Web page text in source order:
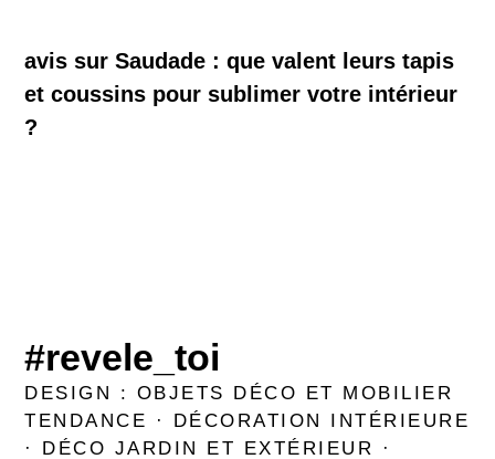
avis sur Saudade : que valent leurs tapis
et coussins pour sublimer votre intérieur
?
#revele_toi
DESIGN : OBJETS DÉCO ET MOBILIER
TENDANCE · DÉCORATION INTÉRIEURE
· DÉCO JARDIN ET EXTÉRIEUR ·